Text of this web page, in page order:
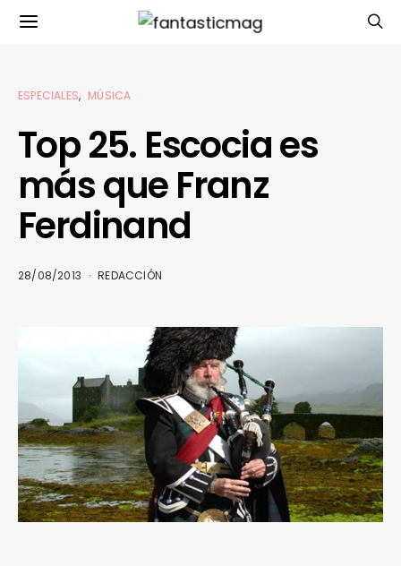
ESPECIALES MÚSICA
Top 25. Escocia es
más que Franz
Ferdinand
28/08/2013 REDACCIÓN